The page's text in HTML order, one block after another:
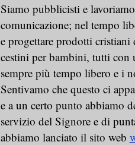
Siamo pubblicisti e
comunicazione; nel tempo
e progettare prodotti cristiani
cestini per bambini, tutti con
sempre più tempo libero e i
Sentivamo che questo ci
e a un certo punto abbiamo
servizio del Signore e di
abbiamo lanciato il sito web